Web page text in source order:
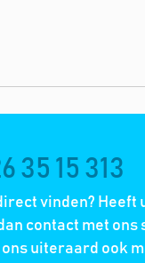
35 15 313
vinden? Heeft
contact met ons
ons uiteraard ook